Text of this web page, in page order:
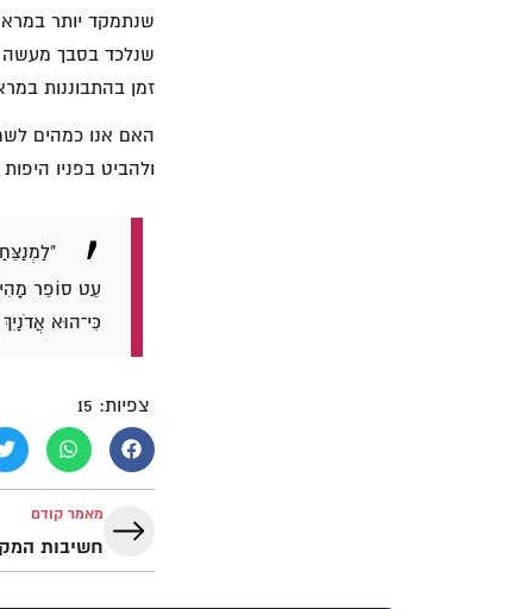
שנתמקד יותר
שנלכד בסבך מעשה
זמן בהתבוננות
האם אנו כמהים
ולהביט בפניו
עֵט סוֹפֵר
כִּי־הוּא אֲדֹנַיִךְ
צפיות: 15
מאמר קודם
חשיבות